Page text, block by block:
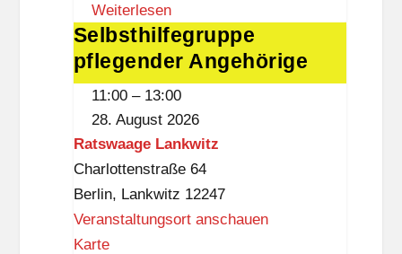
S
t
e
g
i
t
z
Weiterlesen
Selbsthilfegruppe
pflegender
Angehörige
Selbsthilfegruppe
pflegender Angehörige
11:00 – 13:00
28. August 2026
Ratswaage Lankwitz
Charlottenstraße 64
Berlin, Lankwitz 12247
Veranstaltungsort anschauen
KarteR